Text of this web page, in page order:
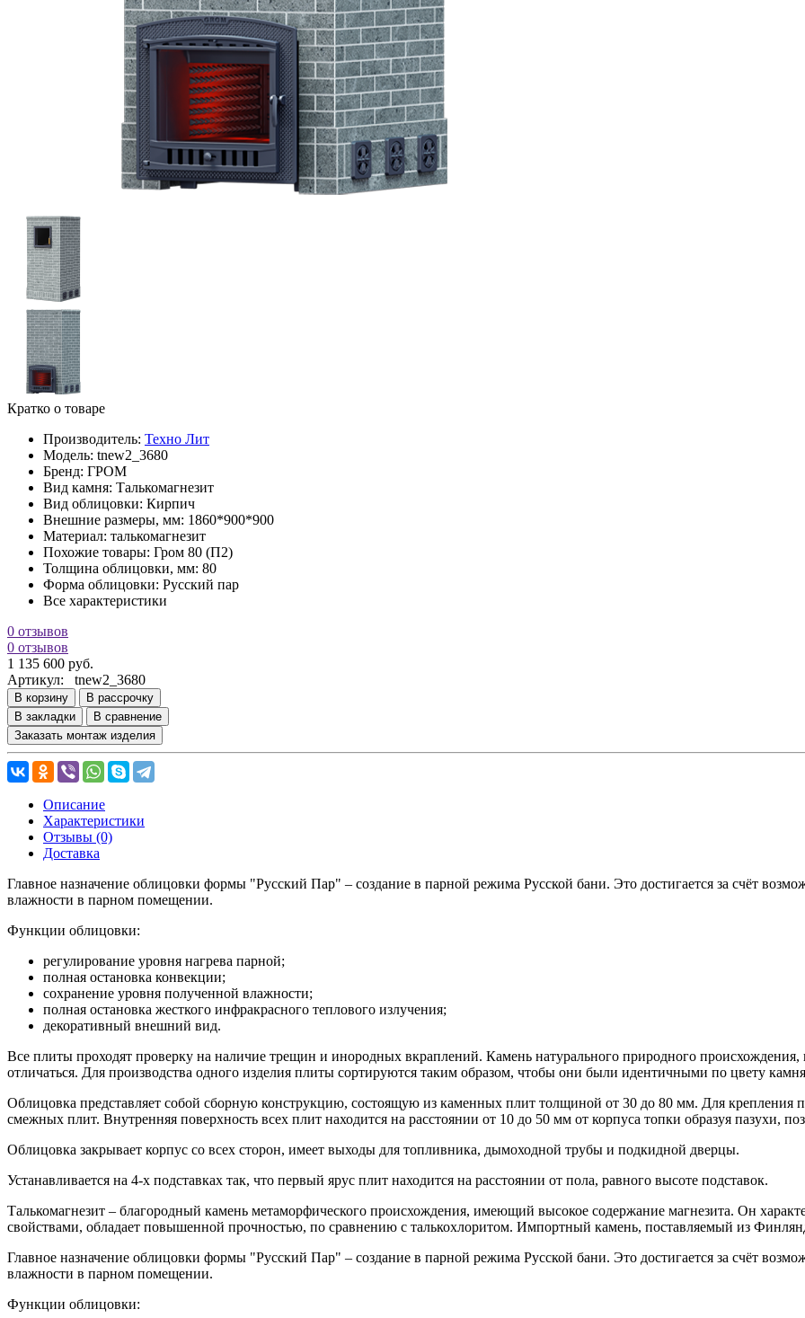
Кратко о товаре
Производитель: Техно Лит
Модель: tnew2_3680
Бренд: ГРОМ
Вид камня: Талькомагнезит
Вид облицовки: Кирпич
Внешние размеры, мм: 1860*900*900
Материал: талькомагнезит
Похожие товары: Гром 80 (П2)
Толщина облицовки, мм: 80
Форма облицовки: Русский пар
Все характеристики
0 отзывов
0 отзывов
1 135 600 руб.
Артикул: tnew2_3680
В корзину
В рассрочку
В закладки
В сравнение
Заказать монтаж изделия
Описание
Характеристики
Отзывы (0)
Доставка
Главное назначение облицовки формы "Русский Пар" – создание в парной режима Русской бани. Это достигается за счёт
влажности в парном помещении.
Функции облицовки:
регулирование уровня нагрева парной;
полная остановка конвекции;
сохранение уровня полученной влажности;
полная остановка жесткого инфракрасного теплового излучения;
декоративный внешний вид.
Все плиты проходят проверку на наличие трещин и инородных вкраплений. Камень натурального природного
отличаться. Для производства одного изделия плиты сортируются таким образом, чтобы они были идентичными по цвету
Облицовка представляет собой сборную конструкцию, состоящую из каменных плит толщиной от 30 до 80 мм. Для крепления
смежных плит. Внутренняя поверхность всех плит находится на расстоянии от 10 до 50 мм от корпуса топки образуя пазухи,
Облицовка закрывает корпус со всех сторон, имеет выходы для топливника, дымоходной трубы и подкидной дверцы.
Устанавливается на 4-х подставках так, что первый ярус плит находится на расстоянии от пола, равного высоте подставок.
Талькомагнезит – благородный камень метаморфического происхождения, имеющий высокое содержание магнезита. Он
свойствами, обладает повышенной прочностью, по сравнению с талькохлоритом. Импортный камень, поставляемый из
Главное назначение облицовки формы "Русский Пар" – создание в парной режима Русской бани. Это достигается за счёт
влажности в парном помещении.
Функции облицовки: